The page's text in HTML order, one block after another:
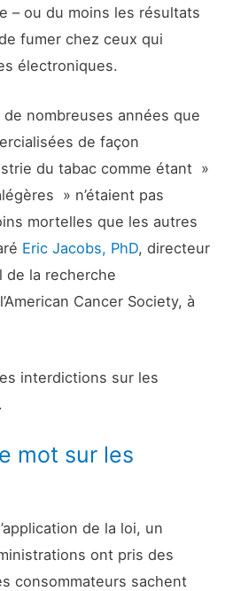
– ou du moins les résultats
fumer chez ceux qui
électroniques.
nombreuses années que
de façon
du tabac comme étant »
» n’étaient pas
mortelles que les autres
Eric Jacobs, PhD, directeur
de la recherche
Cancer Society, à
interdictions sur les
mot sur les
de la loi, un
ont pris des
consommateurs sachent